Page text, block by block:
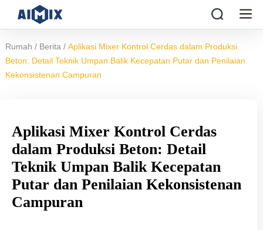
Rumah / Berita / Aplikasi Mixer Kontrol Cerdas dalam Produksi
Beton: Detail Teknik Umpan Balik Kecepatan Putar dan Penilaian
Kekonsistenan Campuran
Aplikasi Mixer Kontrol Cerdas
dalam Produksi Beton: Detail
Teknik Umpan Balik Kecepatan
Putar dan Penilaian Kekonsistenan
Campuran